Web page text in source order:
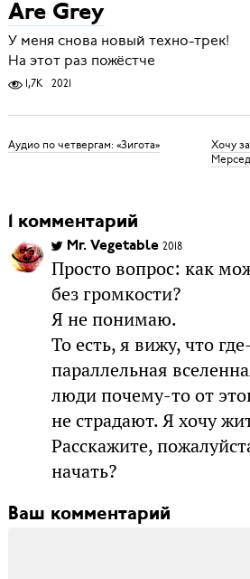
Are Grey
У меня снова новый техно-трек!
На этот раз пожёстче
1,7K 2021
Аудио по четвергам: «Зигота»
Хочу
1 комментарий
Mr. Vegetable 2018
Просто вопрос: как
без громкости?
Я не понимаю.
То есть, я вижу, что
параллельная
люди почему-то от
не страдают. Я хочу
Расскажите,
начать?
Ваш комментарий